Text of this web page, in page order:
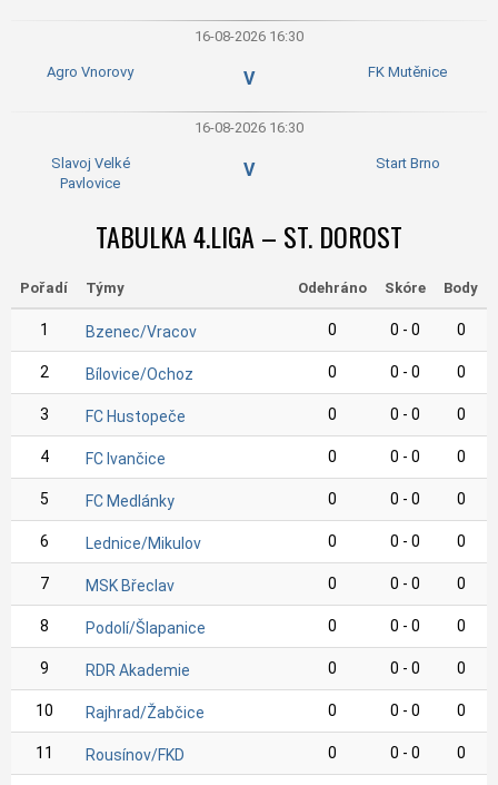
16-08-2026 16:30
Agro Vnorovy V FK Mutěnice
16-08-2026 16:30
Slavoj Velké
Pavlovice
V Start Brno
TABULKA 4.LIGA – ST. DOROST
Pořadí Týmy Odehráno Skóre Body
1 Bzenec/Vracov 0 0 - 0 0
2 Bílovice/Ochoz 0 0 - 0 0
3 FC Hustopeče 0 0 - 0 0
4 FC Ivančice 0 0 - 0 0
5 FC Medlánky 0 0 - 0 0
6 Lednice/Mikulov 0 0 - 0 0
7 MSK Břeclav 0 0 - 0 0
8 Podolí/Šlapanice 0 0 - 0 0
9 RDR Akademie 0 0 - 0 0
10 Rajhrad/Žabčice 0 0 - 0 0
11 Rousínov/FKD 0 0 - 0 0